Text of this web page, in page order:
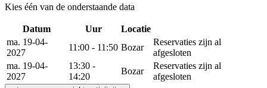
Kies één van de onderstaande data
Datum Uur Locatie
ma. 19-04-
2027
11:00 - 11:50 Bozar
Reservaties zijn al
afgesloten
ma. 19-04-
2027
13:30 -
14:20
Bozar
Reservaties zijn al
afgesloten